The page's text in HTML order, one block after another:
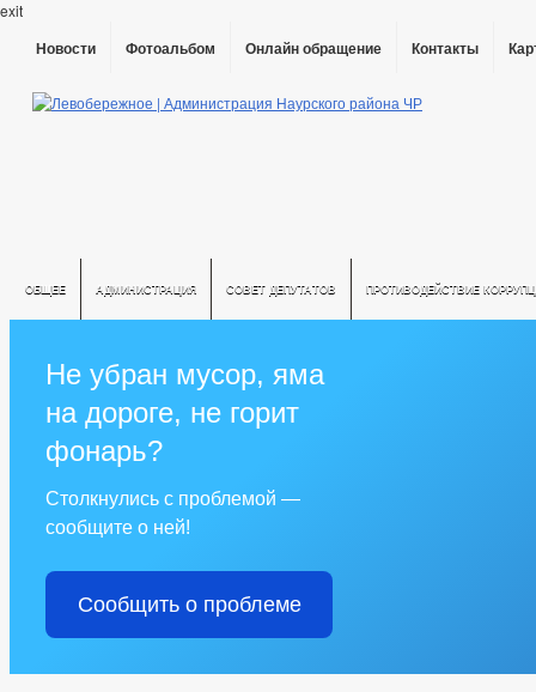
exit
Новости Фотоальбом Онлайн обращение Контакты
ОБЩЕЕ АДМИНИСТРАЦИЯ СОВЕТ ДЕПУТАТОВ ПРОТИВОДЕЙСТВИЕ
Не убран мусор, яма
на дороге, не горит
фонарь?
Столкнулись с проблемой —
сообщите о ней!
Сообщить о проблеме